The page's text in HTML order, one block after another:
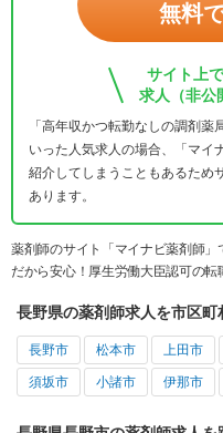
無料
サイト上
求人（非公
「高年収かつ転勤なしの調剤
いった人気求人の場合、「マイ
紹介してしまうこともあるため
あります。
薬剤師のサイト「マイナビ薬剤師
だから安心！厚生労働大臣認可の転
長野県の薬剤師求人を市区町
長野市 松本市 上田市
須坂市 小諸市 伊那市